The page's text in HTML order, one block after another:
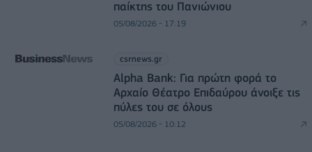
παίκτης του Πανιώνιου
05/08/2026 - 17:19
csrnews.gr
Alpha Bank: Για πρώτη φορά το
Αρχαίο Θέατρο Επιδαύρου άνοιξε τις
πύλες του σε όλους
05/08/2026 - 10:12